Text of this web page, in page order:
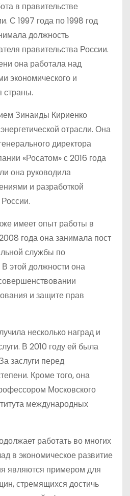
в правительстве
С 1997 года по 1998 год
должность
правительства России.
она работала над
экономического и
страны.
Зинаиды Кириенко
отрасли. Она
директора
«Росатом» с 2016 года
она руководила
и разработкой
имеет опыт работы в
года она занимала пост
службы по
этой должности она
и защите прав
несколько наград и
В 2010 году ей была
заслуги перед
Кроме того, она
Московского
международных
работать во многих
в экономическое развитие
являются примером для
стремящихся достичь